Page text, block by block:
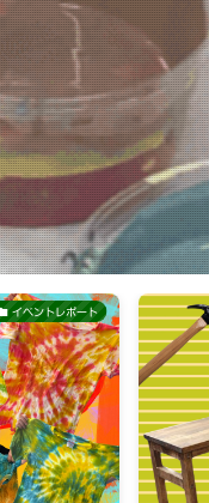
イベントレポート